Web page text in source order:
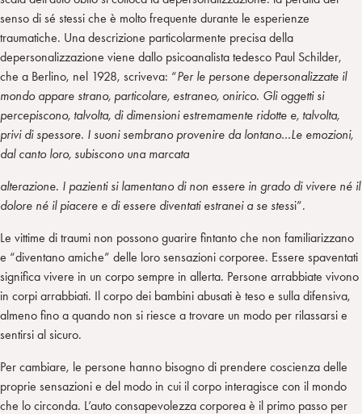
senso di sé stessi che è molto frequente durante le esperienze
traumatiche. Una descrizione particolarmente precisa della
depersonalizzazione viene dallo psicoanalista tedesco Paul Schilder,
che a Berlino, nel 1928, scriveva: “Per le persone depersonalizzate il
mondo appare strano, particolare, estraneo, onirico. Gli oggetti si
percepiscono, talvolta, di dimensioni estremamente ridotte e, talvolta,
privi di spessore. I suoni sembrano provenire da lontano…Le emozioni,
dal canto loro, subiscono una marcata
alterazione. I pazienti si lamentano di non essere in grado di vivere né il
dolore né il piacere e di essere diventati estranei a se stessi”.
Le vittime di traumi non possono guarire fintanto che non familiarizzano
e “diventano amiche” delle loro sensazioni corporee. Essere spaventati
significa vivere in un corpo sempre in allerta. Persone arrabbiate vivono
in corpi arrabbiati. Il corpo dei bambini abusati è teso e sulla difensiva,
almeno fino a quando non si riesce a trovare un modo per rilassarsi e
sentirsi al sicuro.
Per cambiare, le persone hanno bisogno di prendere coscienza delle
proprie sensazioni e del modo in cui il corpo interagisce con il mondo
che lo circonda. L’auto consapevolezza corporea è il primo passo per